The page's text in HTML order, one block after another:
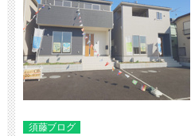
須藤ブログ